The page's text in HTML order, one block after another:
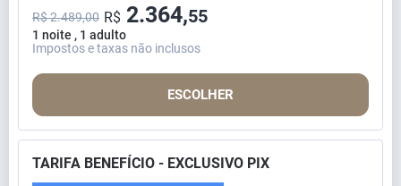
1 noite , 1 adulto
R$ 2.489,00 R$ 2.364,55
Impostos e taxas não inclusos
ESCOLHER
TARIFA BENEFÍCIO - EXCLUSIVO PIX